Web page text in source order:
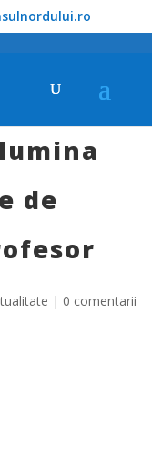
de
| 0 comentarii